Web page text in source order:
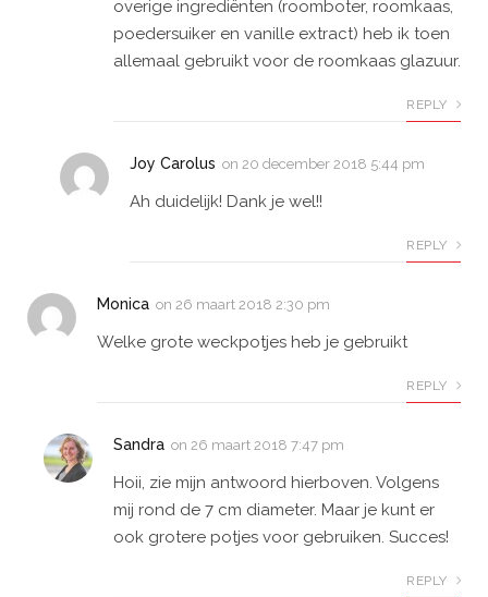
overige ingrediënten (roomboter, roomkaas,
poedersuiker en vanille extract) heb ik toen
allemaal gebruikt voor de roomkaas glazuur.
REPLY
Joy Carolus on 20 december 2018 5:44 pm
Ah duidelijk! Dank je wel!!
REPLY
Monica on 26 maart 2018 2:30 pm
Welke grote weckpotjes heb je gebruikt
REPLY
Sandra on 26 maart 2018 7:47 pm
Hoii, zie mijn antwoord hierboven. Volgens
mij rond de 7 cm diameter. Maar je kunt er
ook grotere potjes voor gebruiken. Succes!
REPLY